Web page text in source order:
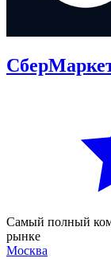
Самый полный
рынке
Москва